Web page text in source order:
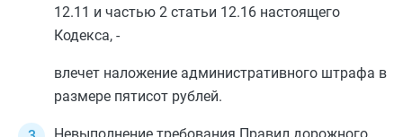
12.11 и частью 2 статьи 12.16 настоящего
Кодекса, -
влечет наложение административного штрафа в
размере пятисот рублей.